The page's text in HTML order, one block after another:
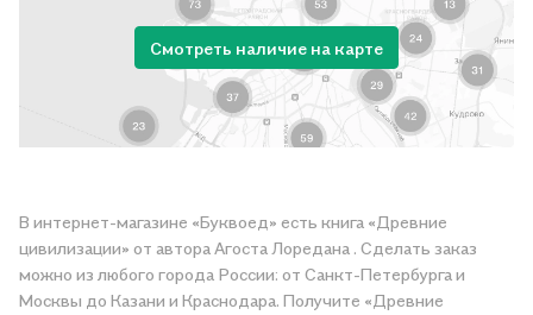
Смотреть наличие на карте
В интернет-магазине «Буквоед» есть книга «Древние
цивилизации» от автора Агоста Лоредана . Сделать заказ
можно из любого города России: от Санкт-Петербурга и
Москвы до Казани и Краснодара. Получите «Древние